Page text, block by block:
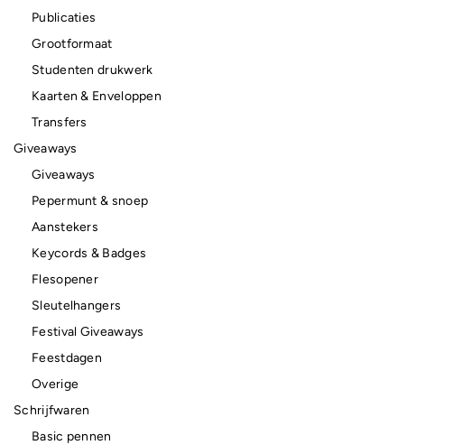
Publicaties
Grootformaat
Studenten drukwerk
Kaarten & Enveloppen
Transfers
Giveaways
Giveaways
Pepermunt & snoep
Aanstekers
Keycords & Badges
Flesopener
Sleutelhangers
Festival Giveaways
Feestdagen
Overige
Schrijfwaren
Basic pennen